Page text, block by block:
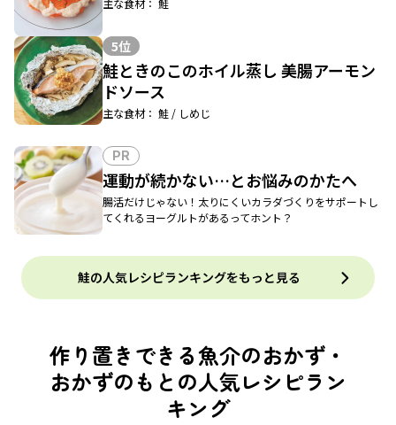
主な食材： 鮭
5位
鮭ときのこのホイル蒸し 美腸アーモン
ドソース
主な食材： 鮭 / しめじ
PR
運動が続かない…とお悩みのかたへ
腸活だけじゃない！太りにくいカラダづくりをサポートし
てくれるヨーグルトがあるってホント？
鮭の人気レシピランキングをもっと見る
作り置きできる魚介のおかず・
おかずのもとの人気レシピラン
キング